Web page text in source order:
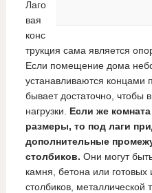
Лаго
вая
конс
трукция сама является
Если помещение дома
устанавливаются концами
бывает достаточно, чтобы
нагрузки. Если же
размеры, то под лаги
дополнительные
столбиков. Они могут
камня, бетона или
столбиков, металлической